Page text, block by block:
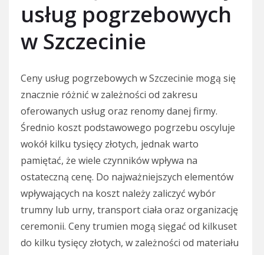
usług pogrzebowych
w Szczecinie
Ceny usług pogrzebowych w Szczecinie mogą się
znacznie różnić w zależności od zakresu
oferowanych usług oraz renomy danej firmy.
Średnio koszt podstawowego pogrzebu oscyluje
wokół kilku tysięcy złotych, jednak warto
pamiętać, że wiele czynników wpływa na
ostateczną cenę. Do najważniejszych elementów
wpływających na koszt należy zaliczyć wybór
trumny lub urny, transport ciała oraz organizację
ceremonii. Ceny trumien mogą sięgać od kilkuset
do kilku tysięcy złotych, w zależności od materiału